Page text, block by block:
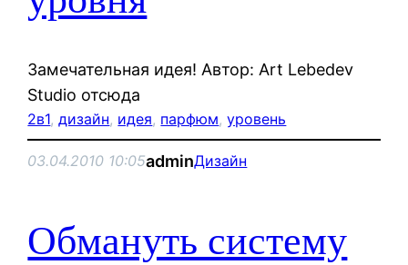
Замечательная идея! Автор: Art Lebedev
Studio отсюда
2в1, дизайн, идея, парфюм, уровень
03.04.2010 10:05adminДизайн
Обмануть систему